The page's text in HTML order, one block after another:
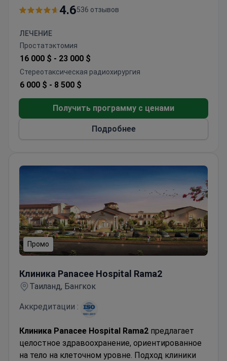
опухолей и метастазов. ПЭТ-КТ обычно стоит
проводится амбулаторно на собственном
сканере клиники. Профессор медицинской
онкологии Бюлент Карагёз возглавляет
диагностическую команду с более чем 30-
летним опытом. Он является членом
Европейского общества медицинской
онкологии. Клиника имеет аккредитации JCI и
OECI.
4.6536 отзывов
ЛЕЧЕНИЕ
Простатэктомия
16 000 $ - 23 000 $
Стереотаксическая радиохирургия
6 000 $ - 8 500 $
Получить программу с ценами
Подробнее
Промо
Клиника Panacee Hospital Rama2
Таиланд, Бангкок
Аккредитации :
Клиника Panacee Hospital Rama2 предлагает
целостное здравоохранение, ориентированное
на тело на клеточном уровне. Подход клиники